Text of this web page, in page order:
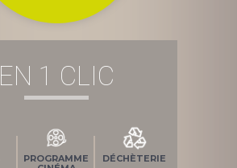
EN 1 CLIC
PROGRAMME
DÉCHÈTERIE